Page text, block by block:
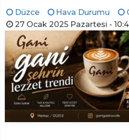
Düzce Hava Durumu
27 Ocak 2025 Pazartesi -